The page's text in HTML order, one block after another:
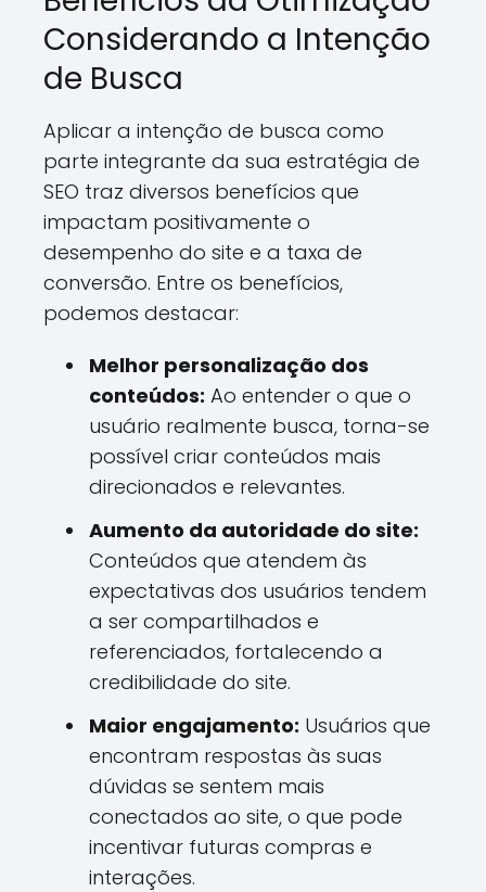
Considerando a Intenção
de Busca
Aplicar a intenção de busca como
parte integrante da sua estratégia de
SEO traz diversos benefícios que
impactam positivamente o
desempenho do site e a taxa de
conversão. Entre os benefícios,
podemos destacar:
Melhor personalização dos
conteúdos: Ao entender o que o
usuário realmente busca, torna-se
possível criar conteúdos mais
direcionados e relevantes.
Aumento da autoridade do site:
Conteúdos que atendem às
expectativas dos usuários tendem
a ser compartilhados e
referenciados, fortalecendo a
credibilidade do site.
Maior engajamento: Usuários que
encontram respostas às suas
dúvidas se sentem mais
conectados ao site, o que pode
incentivar futuras compras e
interações.